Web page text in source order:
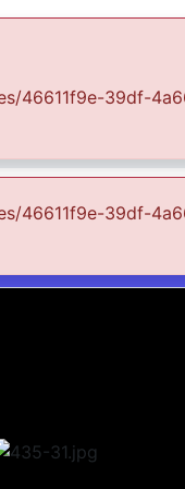
de
46611f9e-39df-
46611f9e-39df-